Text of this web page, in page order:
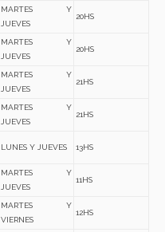
MARTES Y
JUEVES
20HS
MARTES Y
JUEVES
20HS
MARTES Y
JUEVES
21HS
MARTES Y
JUEVES
21HS
LUNES Y JUEVES 13HS
MARTES Y
JUEVES
11HS
MARTES Y
VIERNES
12HS